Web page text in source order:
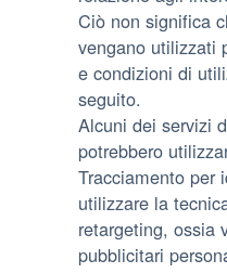
Ciò non significa
vengano utilizzati
e condizioni di
seguito.
Alcuni dei servizi
potrebbero
Tracciamento per
utilizzare la
retargeting, ossia
pubblicitari